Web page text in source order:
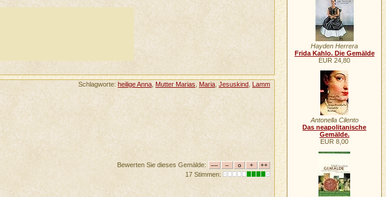
Schlagworte: heilige Anna Mutter Marias Maria ,Jesuskind Lamm
Bewerten Sie dieses Gemälde:
17 Stimmen:
Hayden Herrera
Frida Kahlo. Die Gemälde
EUR 24,80
Antonella Cilento
Das neapolitanische
Gemälde.
EUR 8,00